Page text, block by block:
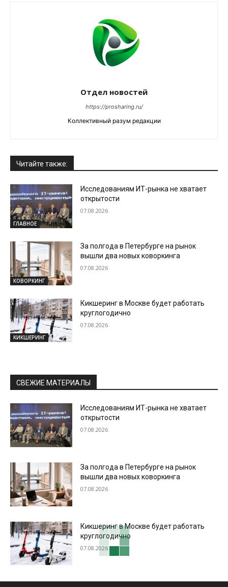
Отдел новостей
https://prosharing.ru/
Коллективный разум редакции
Читайте также:
ГЛАВНОЕ
Исследованиям ИТ-рынка не хватает
открытости
07.08.2026
КОВОРКИНГ
За полгода в Петербурге на рынок
вышли два новых коворкинга
07.08.2026
КИКШЕРИНГ
Кикшеринг в Москве будет работать
круглогодично
07.08.2026
СВЕЖИЕ МАТЕРИАЛЫ
Исследованиям ИТ-рынка не хватает
открытости
07.08.2026
За полгода в Петербурге на рынок
вышли два новых коворкинга
07.08.2026
Кикшеринг в Москве будет работать
круглогодично
07.08.2026